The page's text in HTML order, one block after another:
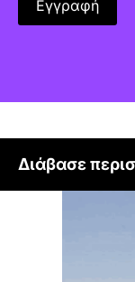
Διάβασε